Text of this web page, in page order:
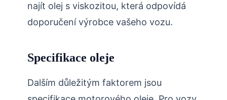
najít olej s viskozitou, která odpovídá
doporučení výrobce vašeho vozu.
Specifikace oleje
Dalším důležitým faktorem jsou